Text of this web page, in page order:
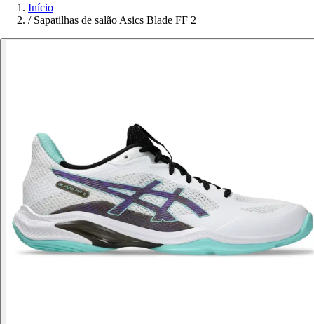
Início
/ Sapatilhas de salão Asics Blade FF 2